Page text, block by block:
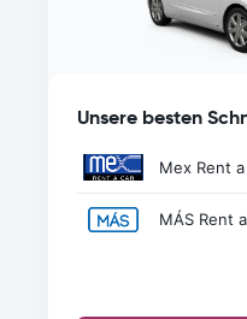
Unsere besten
Mex Rent
MÁS Rent